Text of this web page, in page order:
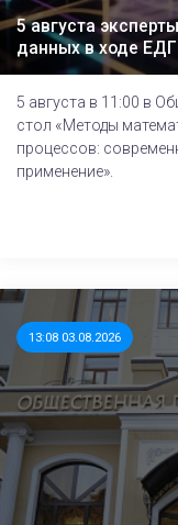
5 августа
данных в ходе
5 августа в 11:00 в
стол «Методы
процессов:
применение».
13:08 03.08.2026